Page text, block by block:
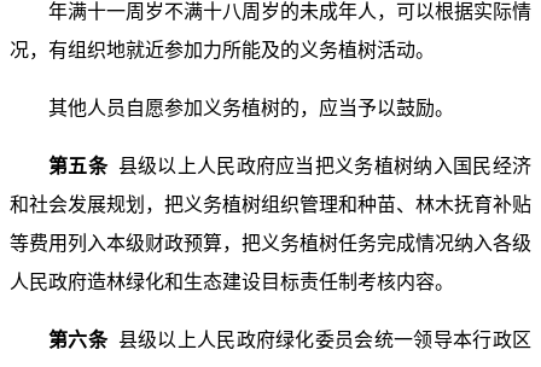
年满十一周岁不满十八周岁的未成年人，可以根据实际情
况，有组织地就近参加力所能及的义务植树活动。
其他人员自愿参加义务植树的，应当予以鼓励。
第五条 县级以上人民政府应当把义务植树纳入国民经济
和社会发展规划，把义务植树组织管理和种苗、林木抚育补贴
等费用列入本级财政预算，把义务植树任务完成情况纳入各级
人民政府造林绿化和生态建设目标责任制考核内容。
第六条 县级以上人民政府绿化委员会统一领导本行政区